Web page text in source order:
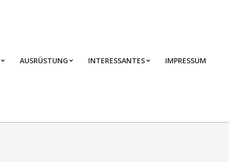
AUSRÜSTUNG INTERESSANTES IMPRESSUM